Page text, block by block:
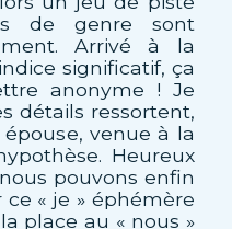
de genre sont
Arrivé à la
significatif, ça
anonyme ! Je
détails ressortent,
venue à la
Heureux
pouvons enfin
« je » éphémère
place au « nous »